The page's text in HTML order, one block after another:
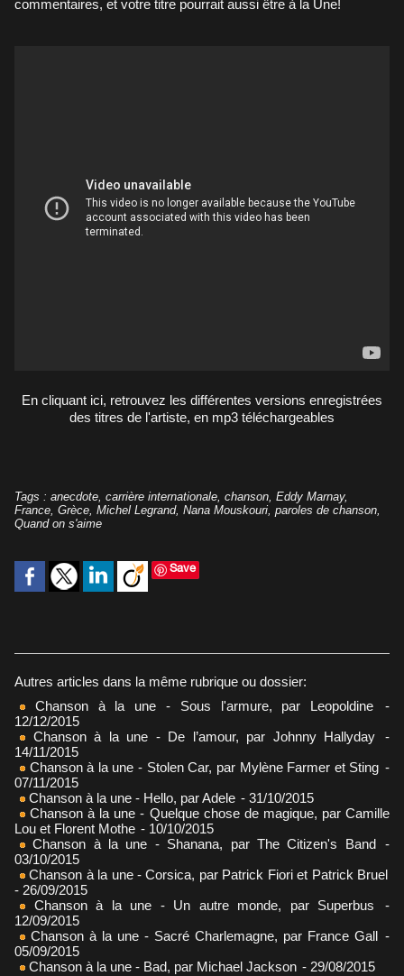
commentaires, et votre titre pourrait aussi être à la Une!
En cliquant ici, retrouvez les différentes versions enregistrées
des titres de l'artiste, en mp3 téléchargeables
Tags : anecdote, carrière internationale, chanson, Eddy Marnay,
France, Grèce, Michel Legrand, Nana Mouskouri, paroles de chanson,
Quand on s'aime
Save
Autres articles dans la même rubrique ou dossier:
Chanson à la une - Sous l'armure, par Leopoldine
-
12/12/2015
Chanson à la une - De l’amour, par Johnny Hallyday
-
14/11/2015
Chanson à la une - Stolen Car, par Mylène Farmer et Sting -
07/11/2015
Chanson à la une - Hello, par Adele - 31/10/2015
Chanson à la une - Quelque chose de magique, par Camille
Lou et Florent Mothe - 10/10/2015
Chanson à la une - Shanana, par The Citizen's Band -
03/10/2015
Chanson à la une - Corsica, par Patrick Fiori et Patrick Bruel
- 26/09/2015
Chanson à la une - Un autre monde, par Superbus
-
12/09/2015
Chanson à la une - Sacré Charlemagne, par France Gall -
05/09/2015
Chanson à la une - Bad, par Michael Jackson - 29/08/2015